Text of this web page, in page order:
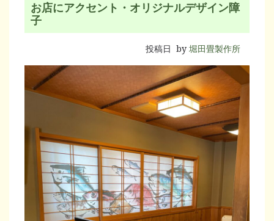
お店にアクセント・オリジナルデザイン障
子
投稿日 by 堀田畳製作所